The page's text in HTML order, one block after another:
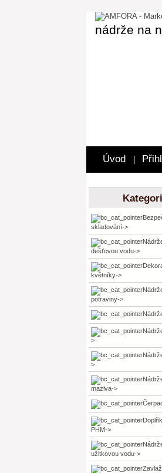
nádrže na
Úvod
skladování->
dešťovou vodu->
květníky->
potraviny->
>
>
maziva->
PHM->
užitkovou vodu->